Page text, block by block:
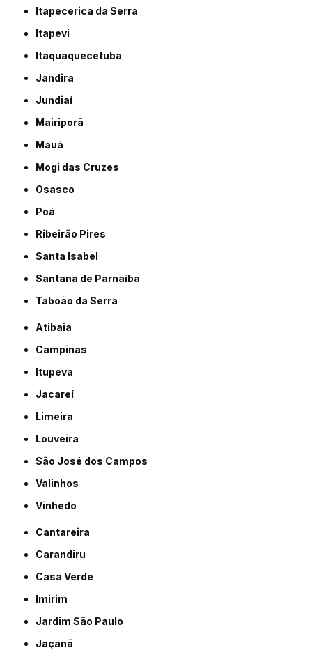
Itapecerica da Serra
Itapevi
Itaquaquecetuba
Jandira
Jundiaí
Mairiporã
Mauá
Mogi das Cruzes
Osasco
Poá
Ribeirão Pires
Santa Isabel
Santana de Parnaíba
Taboão da Serra
Atibaia
Campinas
Itupeva
Jacareí
Limeira
Louveira
São José dos Campos
Valinhos
Vinhedo
Cantareira
Carandiru
Casa Verde
Imirim
Jardim São Paulo
Jaçanã